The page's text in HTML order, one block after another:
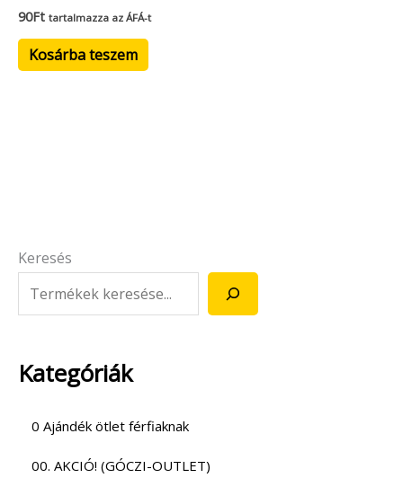
Keresés
Kategóriák
0 Ajándék ötlet férfiaknak
00. AKCIÓ! (GÓCZI-OUTLET)
90Ft tartalmazza az ÁFÁ-t
Kosárba teszem